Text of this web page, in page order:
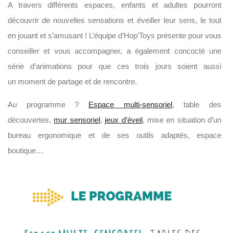
A travers différents espaces, enfants et adultes pourront
découvrir de nouvelles sensations et éveiller leur sens, le tout
en jouant et s’amusant ! L’équipe d’Hop’Toys présente pour vous
conseiller et vous accompagner, a également concocté une
série d’animations pour que ces trois jours soient aussi
un moment de partage et de rencontre.
Au programme ? Espace multi-sensoriel, table des
découvertes, mur sensoriel, jeux d’éveil, mise en situation d’un
bureau ergonomique et de ses outils adaptés, espace
boutique…